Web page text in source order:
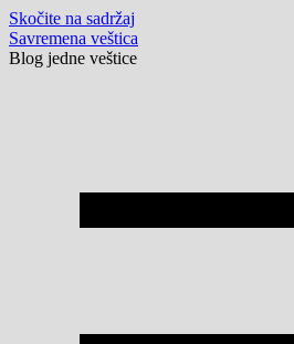
Skočite na sadržaj
Savremena veštica
Blog jedne veštice